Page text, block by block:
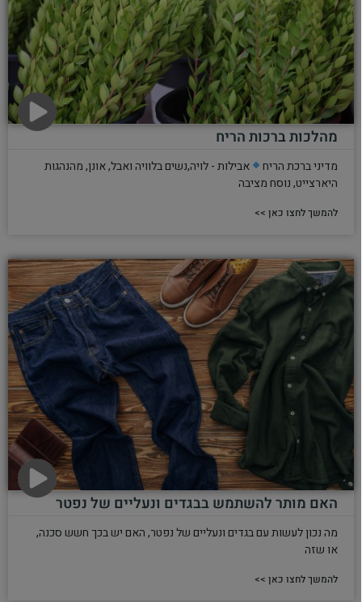
מהלכות ברכות הריח
מדיני ברכת הריח
אבילות - לויה,נשים בלוויה ואבל, אונן, מהנהגות
היארצייט, נוסח מציבה
להמשך לחצו כאן >>
האם מותר להשתמש בבגדים ונעליים של נפטר
מה נכון לעשות עם בגדים ונעליים של נפטר, האם יש בכך חשש סכנה,
או שזה
להמשך לחצו כאן >>